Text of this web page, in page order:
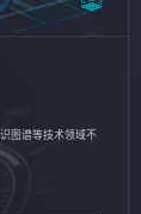
图谱等技术领域不